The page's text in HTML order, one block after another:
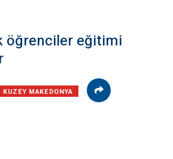
öğrenciler eğitimi
KUZEY MAKEDONYA